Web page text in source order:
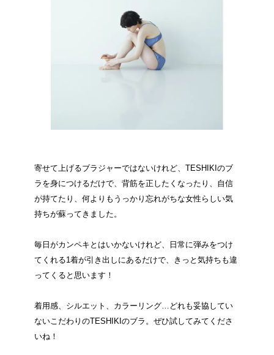
寄せて上げるブラジャーではないけれど、TESHIKIのブ
ラを身につけるだけで、背筋を正したくなったり、自信
が持てたり、何よりもうっかり忘れがちな女性らしい気
持ちが蘇ってきました。
毎日がカンペキとはいかないけれど、日常に弾みをつけ
てくれる1着が引き出しにあるだけで、きっと気持ちも違
ってくると思います！
着用感、シルエット、カラーリング…どれも妥協してい
ないこだわりのTESHIKIのブラ。ぜひ試してみてくださ
いね！